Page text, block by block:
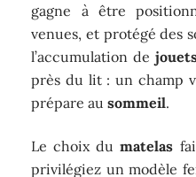
gagne à être
venues, et protégé des
l’accumulation de
près du lit : un champ
prépare ausommeil.
Le choix dumatelas
privilégiez un modèle